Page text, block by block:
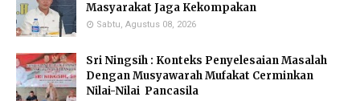
Masyarakat Jaga Kekompakan
Sabtu, Agustus 08, 2026
Sri Ningsih : Konteks Penyelesaian Masalah
Dengan Musyawarah Mufakat Cerminkan
Nilai-Nilai Pancasila